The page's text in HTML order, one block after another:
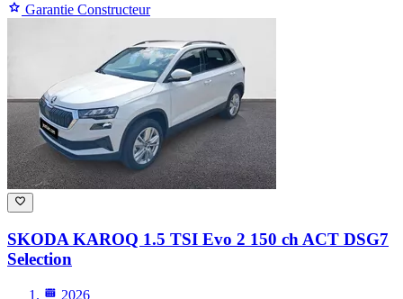
Garantie Constructeur
SKODA KAROQ 1.5 TSI Evo 2 150 ch ACT DSG7
Selection
2026